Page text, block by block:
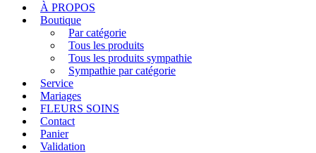
À PROPOS
Boutique
Par catégorie
Tous les produits
Tous les produits sympathie
Sympathie par catégorie
Service
Mariages
FLEURS SOINS
Contact
Panier
Validation